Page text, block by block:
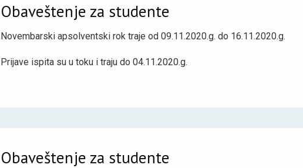
Obaveštenje za studente
Novembarski apsolventski rok traje od 09.11.2020.g. do 16.11.2020.g.
Prijave ispita su u toku i traju do 04.11.2020.g.
Obaveštenje za studente